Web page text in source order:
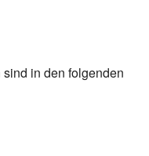
in den folgenden